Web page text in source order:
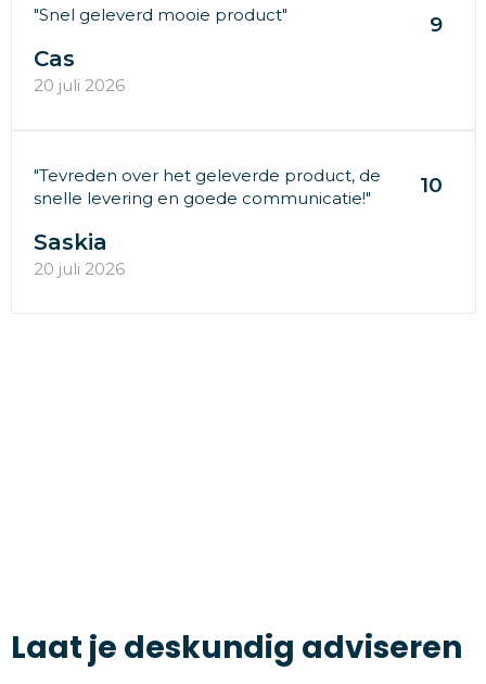
"Snel geleverd mooie product" 9
Cas
20 juli 2026
"Tevreden over het geleverde product, de
snelle levering en goede communicatie!"
10
Saskia
20 juli 2026
Laat je deskundig adviseren